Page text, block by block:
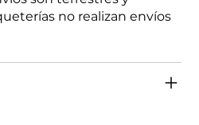
no realizan envíos